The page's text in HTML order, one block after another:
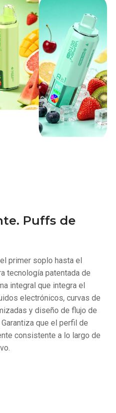
Puffs de
primer soplo hasta el
tecnología patentada de
integral que integra el
electrónicos, curvas de
y diseño de flujo de
que el perfil de
consistente a lo largo de